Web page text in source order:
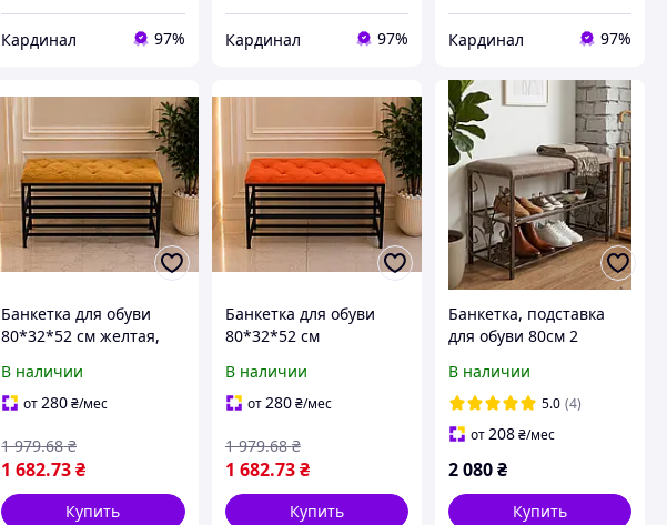
Кардинал 97% Кардинал 97% Кардинал 97%
Банкетка для обуви
80*32*52 см желтая,
банкетка
металлический каркас
подставка для обуви
В наличии
от280₴/мес
1 682.73₴
1 979.68 ₴
Купить
Банкетка для обуви
80*32*52 см
велюровая банкетка
металлический каркас
подставка для обуви
В наличии
от280 ₴/мес
1 682.73 ₴
1 979.68 ₴
Купить
Банкетка, подставка
для обуви 80см 2
В наличии
5.0 (4)
от208₴/мес
2 080₴
Купить